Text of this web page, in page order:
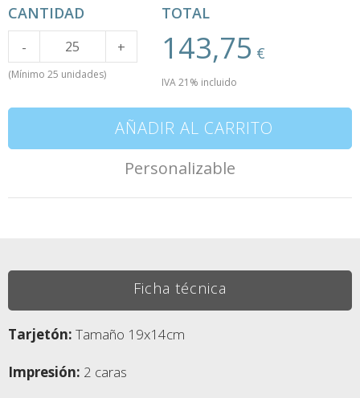
CANTIDAD
-
Cantidad +
(Mínimo 25 unidades)
TOTAL
143,75€
IVA 21% incluido
AÑADIR AL CARRITO
Personalizable
Ficha técnica
Tarjetón: Tamaño 19x14cm
Impresión: 2 caras